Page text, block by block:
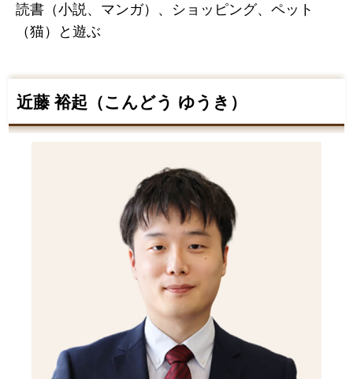
読書（小説、マンガ）、ショッピング、ペット
（猫）と遊ぶ
近藤 裕起（こんどう ゆうき）